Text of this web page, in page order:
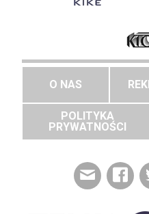
O NAS
POLITYKA
PRYWATNOŚCI